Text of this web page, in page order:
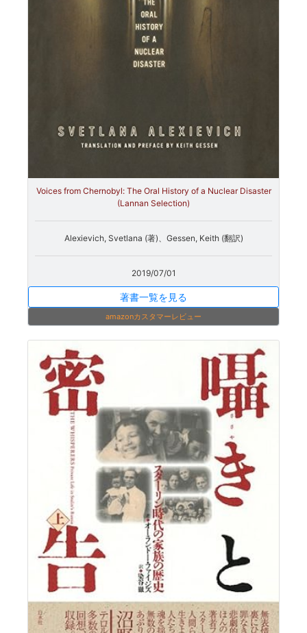
Voices from Chernobyl: The Oral History of a Nuclear Disaster
(Lannan Selection)
Alexievich, Svetlana (著)、Gessen, Keith (翻訳)
2019/07/01
著書一覧を見る
amazonカスタマーレビュー